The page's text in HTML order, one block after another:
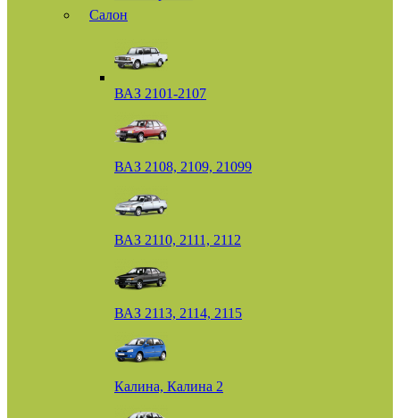
Салон
ВАЗ 2101-2107
ВАЗ 2108, 2109, 21099
ВАЗ 2110, 2111, 2112
ВАЗ 2113, 2114, 2115
Калина, Калина 2